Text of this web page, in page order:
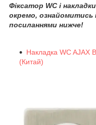
Фіксатор WC і
окремо, ознайомитись
посиланнями нижче!
Накладка WC AJAX
(Китай)